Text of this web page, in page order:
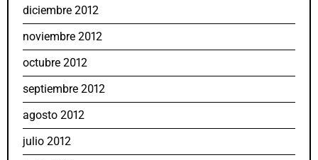
diciembre 2012
noviembre 2012
octubre 2012
septiembre 2012
agosto 2012
julio 2012